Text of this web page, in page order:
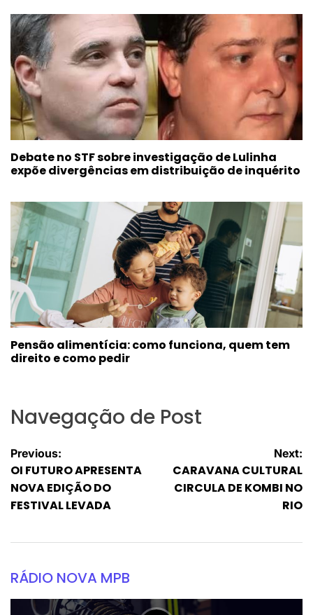
Debate no STF sobre investigação de Lulinha
expõe divergências em distribuição de inquérito
Pensão alimentícia: como funciona, quem tem
direito e como pedir
Navegação de Post
Previous:
OI FUTURO APRESENTA
NOVA EDIÇÃO DO
FESTIVAL LEVADA
Next:
CARAVANA CULTURAL
CIRCULA DE KOMBI NO
RIO
RÁDIO NOVA MPB